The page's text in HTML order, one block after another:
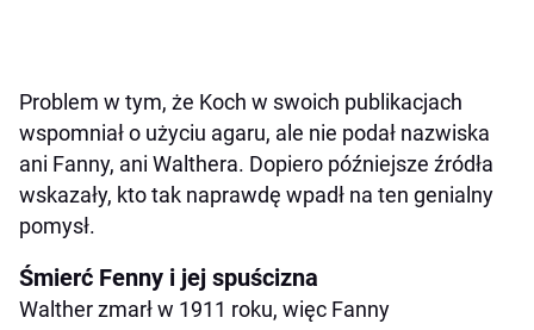
Problem w tym, że Koch w swoich publikacjach
wspomniał o użyciu agaru, ale nie podał nazwiska
ani Fanny, ani Walthera. Dopiero późniejsze źródła
wskazały, kto tak naprawdę wpadł na ten genialny
pomysł.
Śmierć Fenny i jej spuścizna
Walther zmarł w 1911 roku, więc Fanny